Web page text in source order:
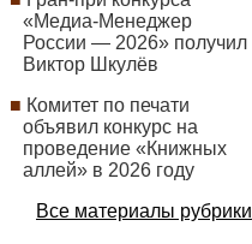
«Медиа-Менеджер
России — 2026» получил
Виктор Шкулёв
Комитет по печати
объявил конкурс на
проведение «Книжных
аллей» в 2026 году
Все материалы рубрики